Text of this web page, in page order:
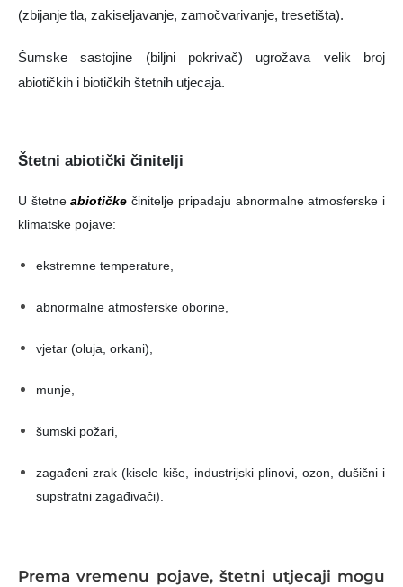
(zbijanje tla, zakiseljavanje, zamočvarivanje, tresetišta).
Šumske sastojine (biljni pokrivač) ugrožava velik broj
abiotičkih i biotičkih štetnih utjecaja.
Štetni abiotički činitelji
U štetneabiotičke činitelje pripadaju abnormalne atmosferske i
klimatske pojave:
ekstremne temperature,
abnormalne atmosferske oborine,
vjetar (oluja, orkani),
munje,
šumski požari,
zagađeni zrak (kisele kiše, industrijski plinovi, ozon, dušični i
supstratni zagađivači).
Prema vremenu pojave, štetni utjecaji mogu